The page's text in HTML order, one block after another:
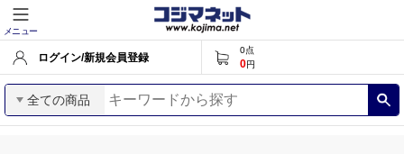
メニュー
ログイン/新規会員登録
0点
0円
全ての商品